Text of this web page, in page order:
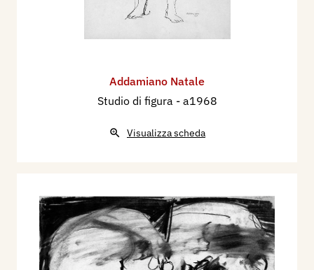
Addamiano Natale
Studio di figura - a1968
Visualizza scheda